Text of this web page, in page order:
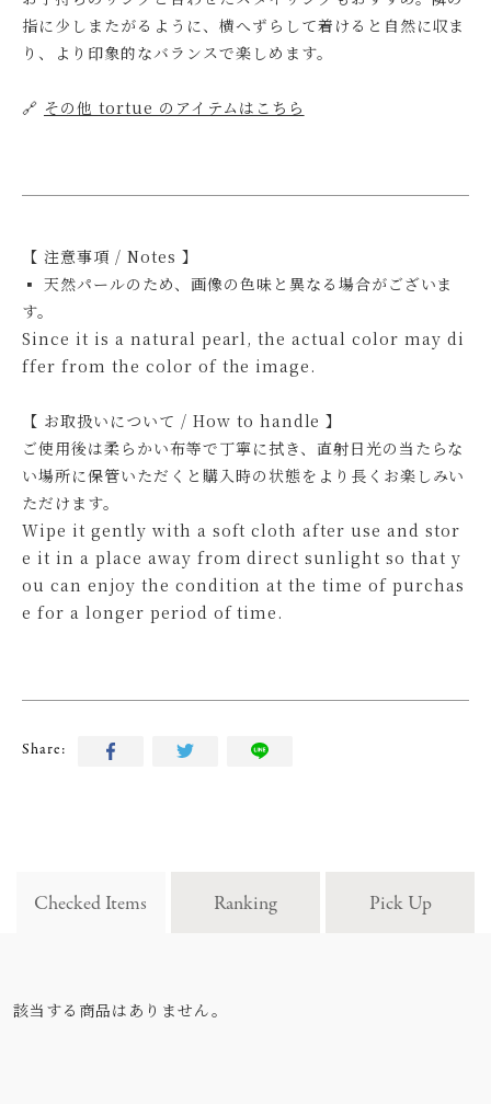
指に少しまたがるように、横へずらして着けると自然に収ま
り、より印象的なバランスで楽しめます。
🔗 その他 tortue のアイテムはこちら
【 注意事項 / Notes 】
▪ 天然パールのため、画像の色味と異なる場合がございま
す。
Since it is a natural pearl, the actual color may di
ffer from the color of the image.
【 お取扱いについて / How to handle 】
ご使用後は柔らかい布等で丁寧に拭き、直射日光の当たらな
い場所に保管いただくと購入時の状態をより長くお楽しみい
ただけます。
Wipe it gently with a soft cloth after use and stor
e it in a place away from direct sunlight so that y
ou can enjoy the condition at the time of purchas
e for a longer period of time.
Share:
Checked Items Ranking Pick Up
該当する商品はありません。